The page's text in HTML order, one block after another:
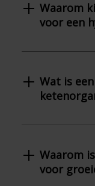
Waarom
voor een
Wat is
Waarom
voor